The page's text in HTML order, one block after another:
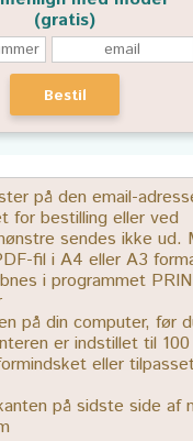
(gratis)
Bestil
på den email-
for bestilling eller ved
sendes ikke ud.
fil i A4 eller A3
i programmet
på din computer, før
er indstillet til
eller
på sidste side af